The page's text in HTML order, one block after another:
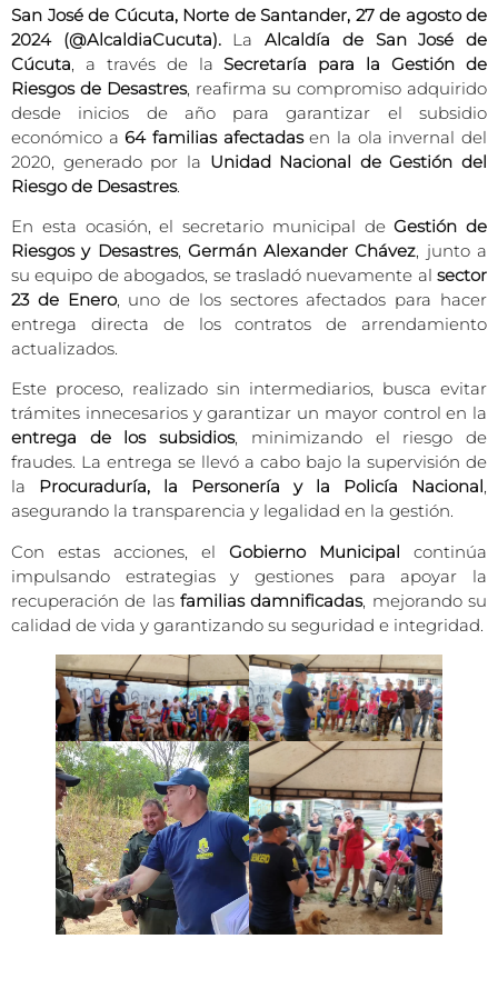
San José de Cúcuta, Norte de Santander, 27 de agosto de
2024 (@AlcaldiaCucuta). LaAlcaldía de San José de
Cúcuta, a través de laSecretaría para la Gestión de
Riesgos de Desastres, reafirma su compromiso adquirido
desde inicios de año para garantizar el subsidio
económico a 64 familias afectadasen la ola invernal del
2020, generado por la Unidad Nacional de Gestión del
Riesgo de Desastres.
En esta ocasión, el secretario municipal deGestión de
Riesgos y Desastres, Germán Alexander Chávez, junto a
su equipo de abogados, se trasladó nuevamente al sector
23 de Enero, uno de los sectores afectados para hacer
entrega directa de los contratos de arrendamiento
actualizados.
Este proceso, realizado sin intermediarios, busca evitar
trámites innecesarios y garantizar un mayor control en la
entrega de los subsidios, minimizando el riesgo de
fraudes. La entrega se llevó a cabo bajo la supervisión de
la Procuraduría, la Personería y la Policía Nacional,
asegurando la transparencia y legalidad en la gestión.
Con estas acciones, el Gobierno Municipal continúa
impulsando estrategias y gestiones para apoyar la
recuperación de las familias damnificadas, mejorando su
calidad de vida y garantizando su seguridad e integridad.